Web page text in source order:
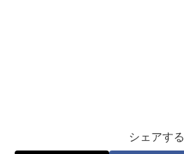
シェアする